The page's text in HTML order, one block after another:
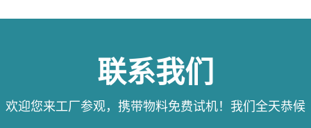
联系我们
欢迎您来工厂参观，携带物料免费试机！我们全天恭候